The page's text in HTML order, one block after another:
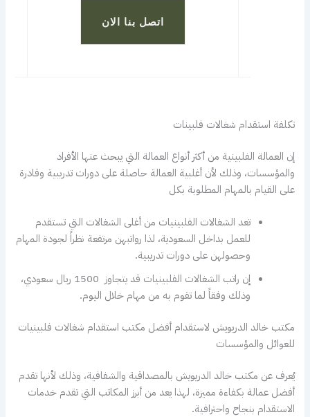
اتصل بنا الان
تكلفة استقدام شغالات فلبينات
إن العمالة الفلبينية من أكثر أنواع العمالة التي يبحث عنها الأفراد
والمؤسسات، وذلك لأن أغلبية العمالة حاصلة على دورات تدريبية وقادرة
على القيام بالمهام المطلوبة بكل
تعد الشغالات الفلبينيات من أغلى الشغالات التي تستقدم
للعمل بداخل السعودية، لذا رواتبهن مرتفعة نظراً لجودة المهام
وحصولهن على دورات تدريبية.
إن راتب الشغالات الفلبينيات قد يتجاوز 1500 ريال سعودي،
وذلك وفقاً لما تقوم به من مهام خلال اليوم.
مكتب خالد الدريويش لاستقدام أفضل مكتب استقدام شغالات فلبينيات
للعوائل والمؤسسات
يُعرف عن مكتب خالد الدريويش بالمصداقية والشفافية، وذلك لأنها تقدم
أفضل عمالة بكفاءة مميزة، لهذا يعد من أبرز المكاتب التي تقدم خدمات
الاستقدام بنجاح واحترافية.